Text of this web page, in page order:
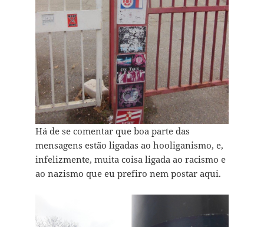
Há de se comentar que boa parte das
mensagens estão ligadas ao hooliganismo, e,
infelizmente, muita coisa ligada ao racismo e
ao nazismo que eu prefiro nem postar aqui.